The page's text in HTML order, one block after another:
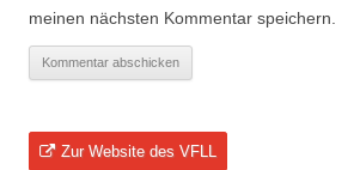
meinen nächsten Kommentar speichern.
Zur Website des VFLL